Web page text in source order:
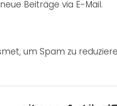
Beiträge via E-Mail.
um Spam zu